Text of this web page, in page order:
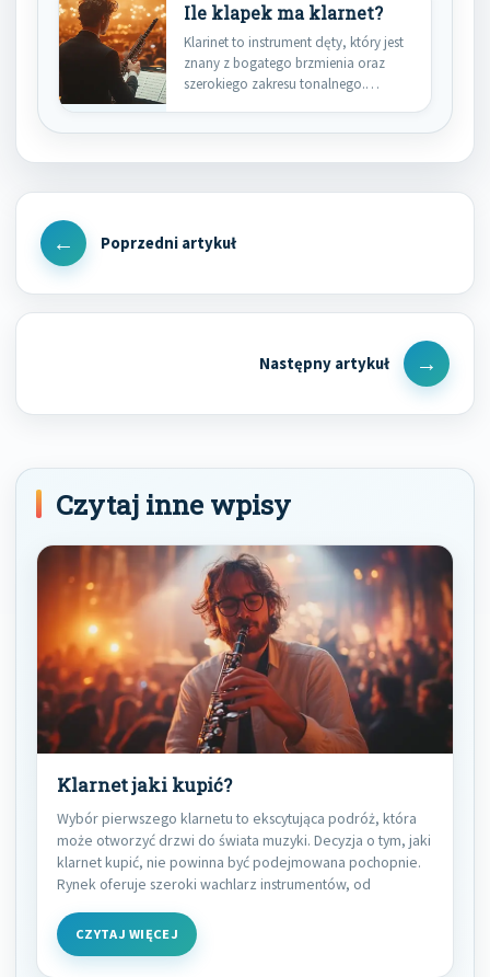
Ile klapek ma klarnet?
Klarinet to instrument dęty, który jest
znany z bogatego brzmienia oraz
szerokiego zakresu tonalnego.
Nawigacja
wpisu
Previous
Next
Post
Czytaj inne wpisy
Klarnet jaki kupić?
Wybór pierwszego klarnetu to ekscytująca podróż, która
może otworzyć drzwi do świata muzyki. Decyzja o tym, jaki
klarnet kupić, nie powinna być podejmowana pochopnie.
Rynek oferuje szeroki wachlarz instrumentów, od
CZYTAJ WIĘCEJ